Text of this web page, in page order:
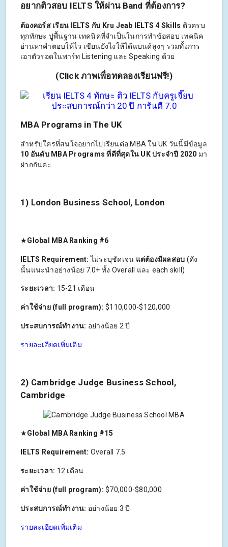
อยากติวสอบ IELTS ให้ผ่าน Band ที่ต้องการ?
ต้องคอร์ส เรียน IELTS กับ Kru Jeab IELTS 4 Skills ติวครบ
ทุกทักษะ ปูพื้นฐาน เทคนิคที่จำเป็นในการทำข้อสอบ เทคนิค
อ่านหาคำตอบให้ไว เขียนยังไงให้ได้แบนด์สูงๆ รวมทั้งการ
เอาตัวรอดในพาร์ท Listening และ Speaking ด้วย
(Click ภาพเพื่อทดลองเรียนฟรี!)
MBA Programs in The UK
สำหรับใครที่สนใจอยากไปเรียนต่อ MBA ใน UK วันนี้มีข้อมูล
10 อันดับ MBA Programs ที่ดีที่สุดใน UK ประจำปี 2020 มา
ฝากกันค่ะ
1) London Business School, London
★Global MBA Ranking #6
IELTS Requirement: ไม่ระบุชัดเจน แต่ต้องมีผลสอบ (ดัง
นั้นแนะนำอย่างน้อย 7.0+ ทั้ง Overall และ each skill)
ระยะเวลา: 15-21 เดือน
ค่าใช้จ่าย (full program): $110,000-$120,000
ประสบการณ์ทำงาน: อย่างน้อย 2 ปี
รายละเอียดเพิ่มเติม
2) Cambridge Judge Business School,
Cambridge
★Global MBA Ranking #15
IELTS Requirement: Overall 7.5
ระยะเวลา: 12 เดือน
ค่าใช้จ่าย (full program): $70,000-$80,000
ประสบการณ์ทำงาน: อย่างน้อย 3 ปี
รายละเอียดเพิ่มเติม